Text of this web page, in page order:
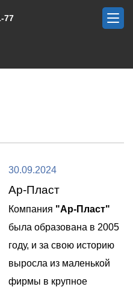
77
30.09.2024
Ар-Пласт
Компания "Ар-Пласт"
была образована в 2005
году, и за свою историю
выросла из маленькой
фирмы в крупное